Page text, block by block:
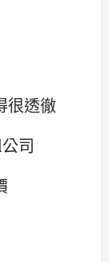
很透徹
司